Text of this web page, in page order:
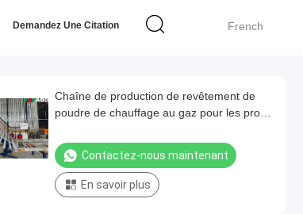
French
Demandez Une Citation
Chaîne de production de revêtement de
poudre de chauffage au gaz pour les profils
Contactez-nous maintenant
En savoir plus